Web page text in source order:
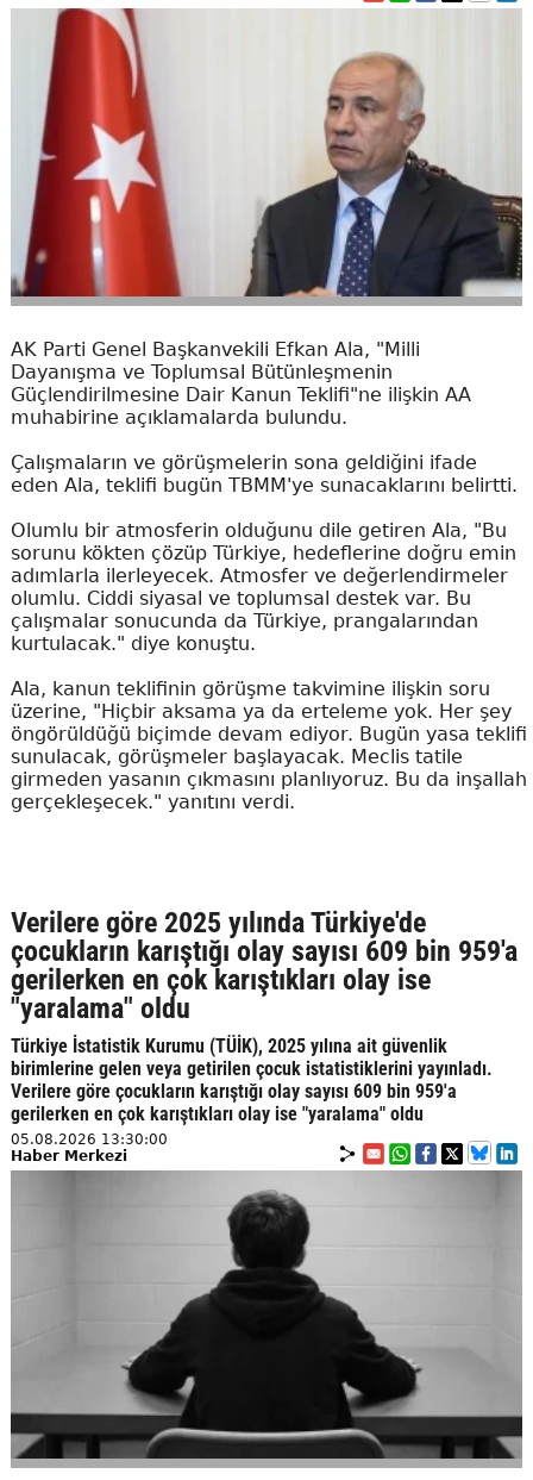
AK Parti Genel Başkanvekili Efkan Ala, "Milli
Dayanışma ve Toplumsal Bütünleşmenin
Güçlendirilmesine Dair Kanun Teklifi"ne ilişkin AA
muhabirine açıklamalarda bulundu.
Çalışmaların ve görüşmelerin sona geldiğini ifade
eden Ala, teklifi bugün TBMM'ye sunacaklarını belirtti.
Olumlu bir atmosferin olduğunu dile getiren Ala, "Bu
sorunu kökten çözüp Türkiye, hedeflerine doğru emin
adımlarla ilerleyecek. Atmosfer ve değerlendirmeler
olumlu. Ciddi siyasal ve toplumsal destek var. Bu
çalışmalar sonucunda da Türkiye, prangalarından
kurtulacak." diye konuştu.
Ala, kanun teklifinin görüşme takvimine ilişkin soru
üzerine, "Hiçbir aksama ya da erteleme yok. Her şey
öngörüldüğü biçimde devam ediyor. Bugün yasa teklifi
sunulacak, görüşmeler başlayacak. Meclis tatile
girmeden yasanın çıkmasını planlıyoruz. Bu da inşallah
gerçekleşecek." yanıtını verdi.
Verilere göre 2025 yılında Türkiye'de
çocukların karıştığı olay sayısı 609 bin 959'a
gerilerken en çok karıştıkları olay ise
"yaralama" oldu
Türkiye İstatistik Kurumu (TÜİK), 2025 yılına ait güvenlik
birimlerine gelen veya getirilen çocuk istatistiklerini yayınladı.
Verilere göre çocukların karıştığı olay sayısı 609 bin 959'a
gerilerken en çok karıştıkları olay ise "yaralama" oldu
05.08.2026 13:30:00
Haber Merkezi